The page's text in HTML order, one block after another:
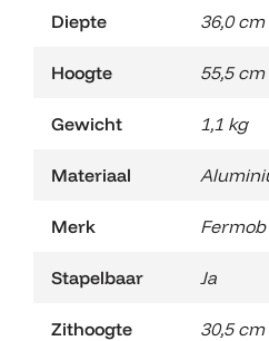
Diepte 36,0 cm
Hoogte 55,5 cm
Gewicht 1,1 kg
Materiaal
Merk Fermob
Stapelbaar Ja
Zithoogte 30,5 cm